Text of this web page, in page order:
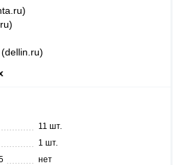
11 шт.
1 шт.
нет